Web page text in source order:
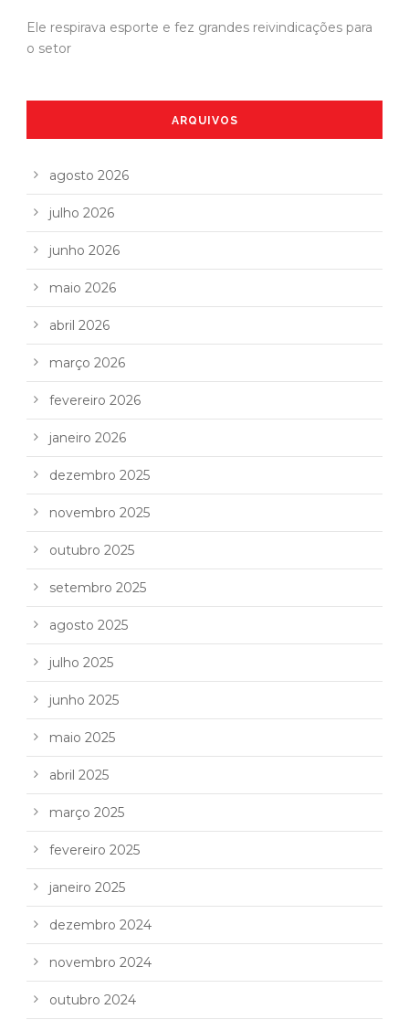
Ele respirava esporte e fez grandes reivindicações para
o setor
ARQUIVOS
agosto 2026
julho 2026
junho 2026
maio 2026
abril 2026
março 2026
fevereiro 2026
janeiro 2026
dezembro 2025
novembro 2025
outubro 2025
setembro 2025
agosto 2025
julho 2025
junho 2025
maio 2025
abril 2025
março 2025
fevereiro 2025
janeiro 2025
dezembro 2024
novembro 2024
outubro 2024